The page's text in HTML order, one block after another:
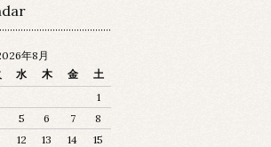
年8月
水 木 金
土
1
5 6 7
8
12 13 14
15